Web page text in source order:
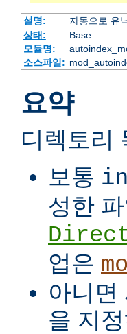
설명: 자동으로 유
상태:
Base
모듈명:
소스파일:
요약
디렉토리
보통
성한
업은
아니면
을 지